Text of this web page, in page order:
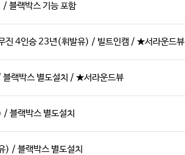
블랙박스 기능 포함
진 4인승 23년(휘발유) / 빌트인캠 / ★서라운드뷰
랙박스 별도설치 / ★서라운드뷰
블랙박스 별도설치
) / 블랙박스 별도설치